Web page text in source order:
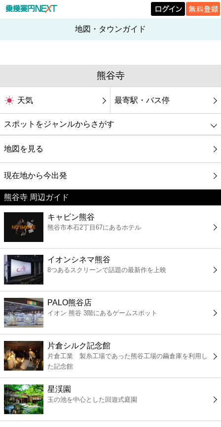
地図・タウンガイド
熊谷寺
天気 最寄駅・バス停
スポットをジャンルからさがす
グルメ
映画
美容
コンビニ
薬局
スーパー
エンタメ
レジャー
書店
ファミレス
地図を見る
現在地から今出発
熊谷寺 周辺ガイド
キャビン熊谷
熊谷市本石2丁目67にあるホテル
イオンシネマ熊谷
8つあるスクリーンで話題の最新作を上映
PALO熊谷店
イオン 熊谷 3階にあるゲームスポット
片倉シルク記念館
片倉工業 製糸工場であった熊谷工場の繭倉庫を利用し
た記念館
星渓園
玉の池を中心とした回遊式庭園